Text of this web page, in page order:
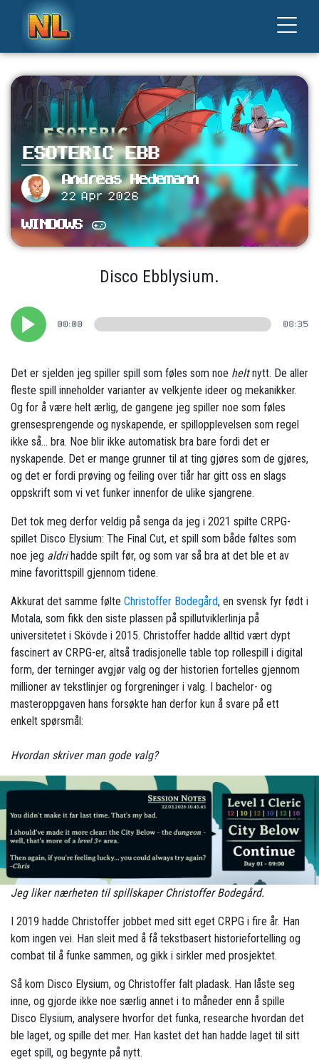
ESOTERIC EBB
Andreas Hedemann
22 Apr 2026
WINDOWS
Disco Ebblysium.
00:00 08:35
Det er sjelden jeg spiller spill som føles som noe heltnytt. De aller
fleste spill inneholder varianter av velkjente ideer og mekanikker.
Og for å være helt ærlig, de gangene jeg spiller noe som føles
grensesprengende og nyskapende, er spillopplevelsen som regel
ikke så… bra. Noe blir ikke automatisk bra bare fordi det er
nyskapende. Det er mange grunner til at ting gjøres som de gjøres,
og det er fordi prøving og feiling over tiår har gitt oss en slags
oppskrift som vi vet funker innenfor de ulike sjangrene.
Det tok meg derfor veldig på senga da jeg i 2021 spilte CRPG-
spillet Disco Elysium: The Final Cut, et spill som både føltes som
noe jeg aldrihadde spilt før, og som var så bra at det ble et av
mine favorittspill gjennom tidene.
Akkurat det samme følte Christoffer Bodegård, en svensk fyr født i
Motala, som fikk den siste plassen på spillutviklerlinja på
universitetet i Skövde i 2015. Christoffer hadde alltid vært dypt
fascinert av CRPG-er, altså tradisjonelle table top rollespill i digital
form, der terninger avgjør valg og der historien fortelles gjennom
millioner av tekstlinjer og forgreninger i valg. I bachelor- og
masteroppgaven hans forsøkte han derfor kun å svare på ett
enkelt spørsmål:
Hvordan skriver man gode valg?
Jeg liker nærheten til spillskaper Christoffer Bodegård.
I 2019 hadde Christoffer jobbet med sitt eget CRPG i fire år. Han
kom ingen vei. Han sleit med å få tekstbasert historiefortelling og
combat til å funke sammen, og gikk i sirkler med prosjektet.
Så kom Disco Elysium, og Christoffer falt pladask. Han låste seg
inne, og gjorde ikke noe særlig annet i to måneder enn å spille
Disco Elysium, analysere hvorfor det funka, researche hvordan det
ble laget, og spille det mer. Han kastet det han hadde laget til sitt
eget spill, og begynte på nytt.